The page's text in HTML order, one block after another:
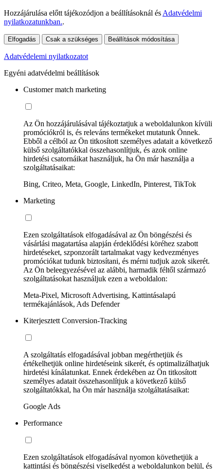
Hozzájárulása előtt tájékozódjon a beállításoknál és Adatvédelmi
nyilatkozatunkban..
Elfogadás Csak a szükséges Beállítások módosítása
Adatvédelemi nyilatkozatot
Egyéni adatvédelmi beállítások
Customer match marketing
Az Ön hozzájárulásával tájékoztatjuk a weboldalunkon kívüli
promóciókról is, és releváns termékeket mutatunk Önnek.
Ebből a célból az Ön titkosított személyes adatait a következő
külső szolgáltatókkal összehasonlítjuk, és azok online
hirdetési csatornáikat használjuk, ha Ön már használja a
szolgáltatásaikat:
Bing, Criteo, Meta, Google, LinkedIn, Pinterest, TikTok
Marketing
Ezen szolgáltatások elfogadásával az Ön böngészési és
vásárlási magatartása alapján érdeklődési köréhez szabott
hirdetéseket, szponzorált tartalmakat vagy kedvezményes
promóciókat tudunk biztosítani, és mérni tudjuk azok sikerét.
Az Ön beleegyezésével az alábbi, harmadik féltől származó
szolgáltatásokat használjuk ezen a weboldalon:
Meta-Pixel, Microsoft Advertising, Kattintásalapú
termékajánlások, Ads Defender
Kiterjesztett Conversion-Tracking
A szolgáltatás elfogadásával jobban megérthetjük és
értékelhetjük online hirdetéseink sikerét, és optimalizálhatjuk
hirdetési kínálatunkat. Ennek érdekében az Ön titkosított
személyes adatait összehasonlítjuk a következő külső
szolgáltatókkal, ha Ön már használja szolgáltatásaikat:
Google Ads
Performance
Ezen szolgáltatások elfogadásával nyomon követhetjük a
kattintási és böngészési viselkedést a weboldalunkon belül, és